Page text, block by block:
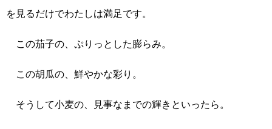
を見るだけでわたしは満足です。
この茄子の、ぷりっとした膨らみ。
この胡瓜の、鮮やかな彩り。
そうして小麦の、見事なまでの輝きといったら。